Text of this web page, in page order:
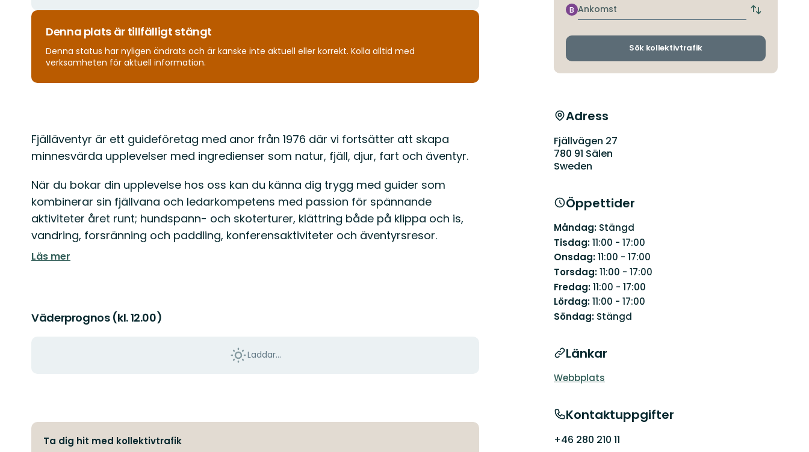
Denna plats är tillfälligt stängt
Denna status har nyligen ändrats och är kanske inte aktuell eller korrekt. Kolla alltid med
verksamheten för aktuell information.
Beskrivning
Fjälläventyr är ett guideföretag med anor från 1976 där vi fortsätter att skapa
minnesvärda upplevelser med ingredienser som natur, fjäll, djur, fart och äventyr.
När du bokar din upplevelse hos oss kan du känna dig trygg med guider som
kombinerar sin fjällvana och ledarkompetens med passion för spännande
aktiviteter året runt; hundspann- och skoterturer, klättring både på klippa och is,
vandring, forsränning och paddling, konferensaktiviteter och äventyrsresor.
Läs mer
Väderprognos (kl. 12.00)
Laddar...
Ta dig hit med kollektivtrafik
hållplats
Ankomst
B
Byt
och
Sök kollektivtrafik
Adress
Fjällvägen 27
780 91 Sälen
Sweden
Öppettider
Måndag: Stängd
Tisdag:11:00 - 17:00
Onsdag:11:00 - 17:00
Torsdag:11:00 - 17:00
Fredag:11:00 - 17:00
Lördag:11:00 - 17:00
Söndag: Stängd
Länkar
Webbplats
Kontaktuppgifter
+46 280 210 11